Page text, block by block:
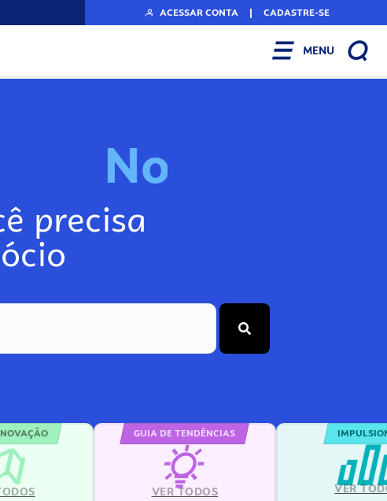
ACESSAR CONTA | CADASTRE-SE
MENU
N
precisa
GUIA DE TENDÊNCIAS
VER TODOS VER